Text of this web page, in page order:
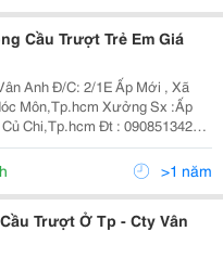
Cầu Trượt Trẻ Em Giá
Ấp Mới , Xã
Xưởng Sx :Ấp
Đt : 0908513424
Www:dochoimamnon.vn Email:maivo03.Vananh@>1 năm
Trượt Ở Tp - Cty Vân